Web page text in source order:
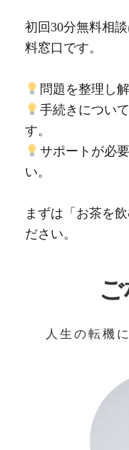
初回30分無料相
料窓口です。
問題を整理し
手続きについ
す。
サポートが必
い。
まずは「お茶を
ださい。
人生の転機